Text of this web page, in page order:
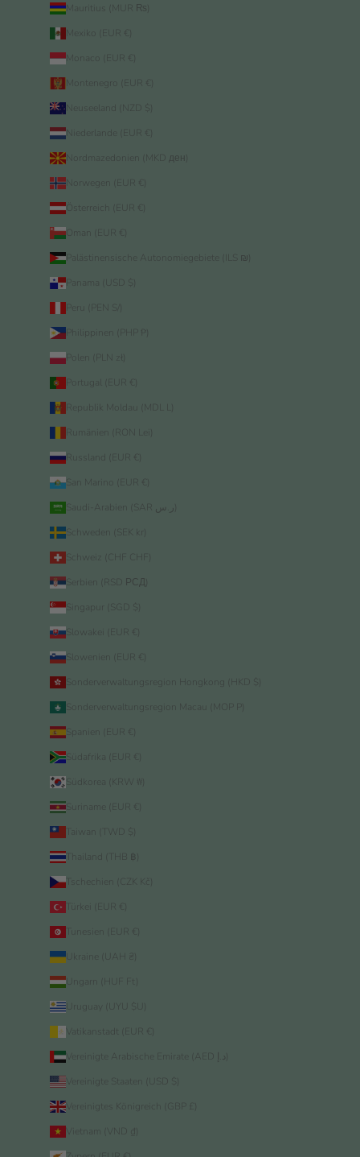
Mauritius (MUR ₨)
Mexiko (EUR €)
Monaco (EUR €)
Montenegro (EUR €)
Neuseeland (NZD $)
Niederlande (EUR €)
Nordmazedonien (MKD ден)
Norwegen (EUR €)
Österreich (EUR €)
Oman (EUR €)
Palästinensische Autonomiegebiete (ILS ₪)
Panama (USD $)
Peru (PEN S/)
Philippinen (PHP ₱)
Polen (PLN zł)
Portugal (EUR €)
Republik Moldau (MDL L)
Rumänien (RON Lei)
Russland (EUR €)
San Marino (EUR €)
Schweden (SEK kr)
Schweiz (CHF CHF)
Serbien (RSD РСД)
Singapur (SGD $)
Slowakei (EUR €)
Slowenien (EUR €)
Sonderverwaltungsregion Hongkong (HKD $)
Sonderverwaltungsregion Macau (MOP P)
Spanien (EUR €)
Südafrika (EUR €)
Südkorea (KRW ₩)
Suriname (EUR €)
Taiwan (TWD $)
Thailand (THB ฿)
Tschechien (CZK Kč)
Türkei (EUR €)
Tunesien (EUR €)
Ukraine (UAH ₴)
Ungarn (HUF Ft)
Uruguay (UYU $U)
Vatikanstadt (EUR €)
Vereinigte Staaten (USD $)
Vereinigtes Königreich (GBP £)
Vietnam (VND ₫)